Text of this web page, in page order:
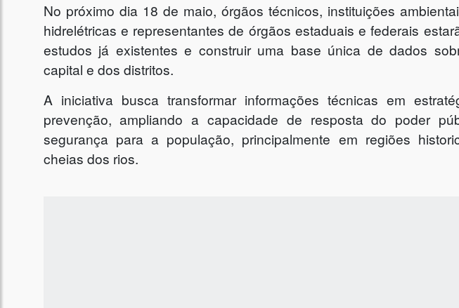
No próximo dia 18 de maio, órgãos técnicos, instituições
hidrelétricas e representantes de órgãos estaduais e federais
estudos já existentes e construir uma base única de dados
capital e dos distritos.
A iniciativa busca transformar informações técnicas em
prevenção, ampliando a capacidade de resposta do poder
segurança para a população, principalmente em regiões
cheias dos rios.